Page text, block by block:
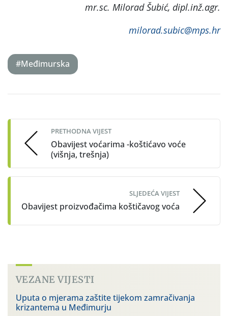
mr.sc. Milorad Šubić, dipl.inž.agr.
milorad.subic@mps.hr
#Međimurska
navigation
PRETHODNA VIJEST
Obavijest voćarima -koštićavo voće
(višnja, trešnja)
SLJEDEĆA VIJEST
Obavijest proizvođačima koštičavog voća
VEZANE VIJESTI
Uputa o mjerama zaštite tijekom zamračivanja
krizantema u Međimurju